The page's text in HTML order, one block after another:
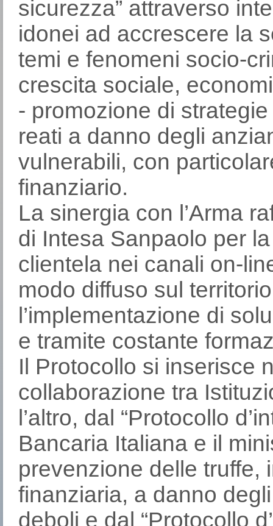
sicurezza” attraverso
idonei ad accrescere la
temi e fenomeni socio-
crescita sociale,
- promozione di
reati a danno degli
vulnerabili, con
finanziario.
La sinergia con l’Arma
di Intesa Sanpaolo per
clientela nei canali on-
modo diffuso sul
l’implementazione di
e tramite costante
Il Protocollo si inserisce
collaborazione tra
l’altro, dal “Protocollo
Bancaria Italiana e il
prevenzione delle truffe,
finanziaria, a danno
deboli e dal “Protocollo